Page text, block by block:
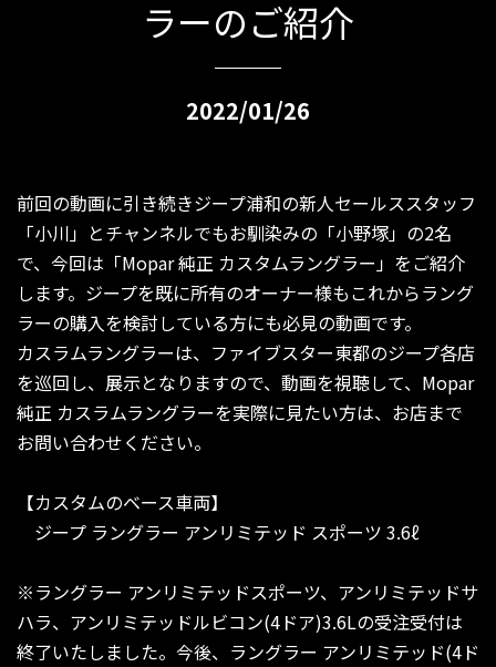
ラーのご紹介
2022/01/26
前回の動画に引き続きジープ浦和の新人セールススタッフ
「小川」とチャンネルでもお馴染みの「小野塚」の2名
で、今回は「Mopar 純正 カスタムラングラー」をご紹介
します。ジープを既に所有のオーナー様もこれからラング
ラーの購入を検討している方にも必見の動画です。
カスラムラングラーは、ファイブスター東都のジープ各店
を巡回し、展示となりますので、動画を視聴して、Mopar
純正 カスラムラングラーを実際に見たい方は、お店まで
お問い合わせください。
【カスタムのベース車両】
ジープ ラングラー アンリミテッド スポーツ 3.6ℓ
※ラングラー アンリミテッドスポーツ、アンリミテッドサ
ハラ、アンリミテッドルビコン(4ドア)3.6Lの受注受付は
終了いたしました。今後、ラングラー アンリミテッド(4ド